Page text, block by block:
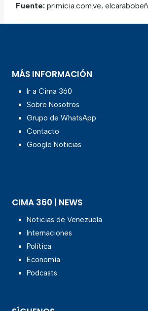
Fuente: primicia.com.ve,
MÁS INFORMACIÓN
Ir a Cima 360
Sobre Nosotros
Grupo de WhatsApp
Contacto
Google Noticias
CIMA 360 | NEWS
Noticias de Venezuela
Internaciones
Política
Economía
Podcasts